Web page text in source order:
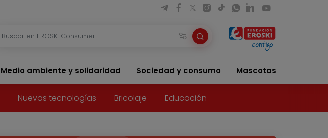
Medio ambiente y solidaridad Sociedad y consumo Mascotas
Nuevas tecnologías Bricolaje Educación